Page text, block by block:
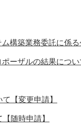
構築業務委託に係
ーザルの結果につい
【変更申請】
随時申請】